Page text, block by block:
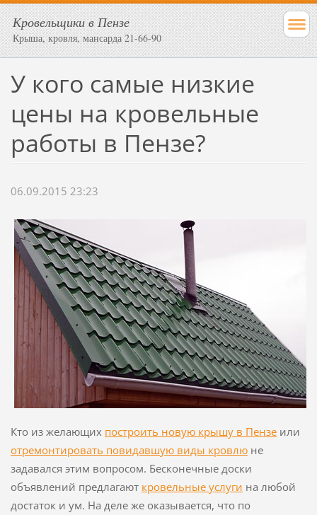
Кровельщики в Пензе
Крыша, кровля, мансарда 21-66-90
У кого самые низкие
цены на кровельные
работы в Пензе?
06.09.2015 23:23
Кто из желающих построить новую крышу в Пензеили
отремонтировать повидавшую виды кровлюне
задавался этим вопросом. Бесконечные доски
объявлений предлагают кровельные услуги на любой
достаток и ум. На деле же оказывается, что по